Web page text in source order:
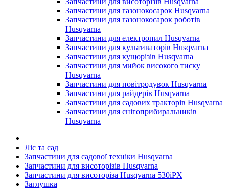
Запчастини для газонокосарок Husqvarna
Запчастини для газонокосарок роботів
Husqvarna
Запчастини для електропил Husqvarna
Запчастини для культиваторів Husqvarna
Запчастини для кущорізів Husqvarna
Запчастини для мийок високого тиску
Husqvarna
Запчастини для повітродувок Husqvarna
Запчастини для райдерів Husqvarna
Запчастини для садових тракторів Husqvarna
Запчастини для снігоприбиральників
Husqvarna
Ліс та сад
Запчастини для садової техніки Husqvarna
Запчастини для висоторізів Husqvarna
Запчастини для висоторіза Husqvarna 530iPX
Заглушка